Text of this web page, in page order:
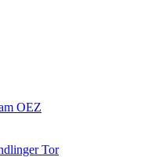
OEZ
Tor